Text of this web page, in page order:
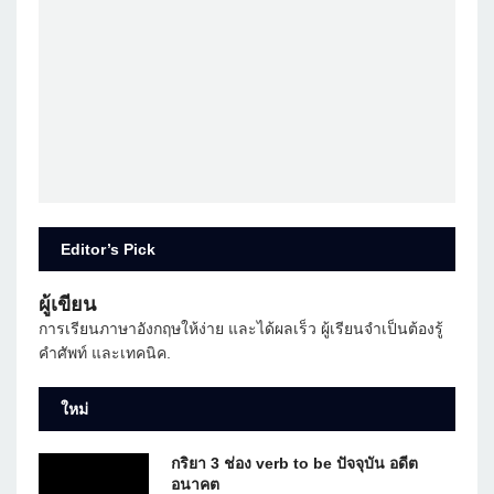
Editor’s Pick
ผู้เขียน
การเรียนภาษาอังกฤษให้ง่าย และได้ผลเร็ว ผู้เรียนจำเป็นต้องรู้
คำศัพท์ และเทคนิค.
ใหม่
กริยา 3 ช่อง verb to be ปัจจุบัน อดีต
อนาคต